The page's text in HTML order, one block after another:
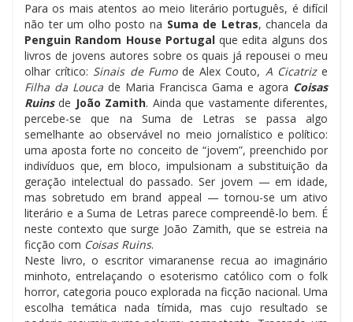
Para os mais atentos ao meio literário português, é difícil
não ter um olho posto na Suma de Letras, chancela da
Penguin Random House Portugalque edita alguns dos
livros de jovens autores sobre os quais já repousei o meu
olhar crítico: Sinais de Fumode Alex Couto, A Cicatrize
Filha da Louca de Maria Francisca Gama e agora Coisas
Ruins de João Zamith. Ainda que vastamente diferentes,
percebe-se que na Suma de Letras se passa algo
semelhante ao observável no meio jornalístico e político:
uma aposta forte no conceito de “jovem”, preenchido por
indivíduos que, em bloco, impulsionam a substituição da
geração intelectual do passado. Ser jovem — em idade,
mas sobretudo em brand appeal — tornou-se um ativo
literário e a Suma de Letras parece compreendê-lo bem. É
neste contexto que surge João Zamith, que se estreia na
ficção com Coisas Ruins.
Neste livro, o escritor vimaranense recua ao imaginário
minhoto, entrelaçando o esoterismo católico com o folk
horror, categoria pouco explorada na ficção nacional. Uma
escolha temática nada tímida, mas cujo resultado se